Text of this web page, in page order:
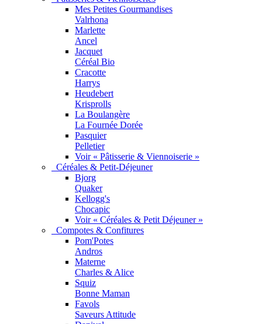
Mes Petites Gourmandises
Valrhona
Marlette
Ancel
Jacquet
Céréal Bio
Cracotte
Harrys
Heudebert
Krisprolls
La Boulangère
La Fournée Dorée
Pasquier
Pelletier
Voir « Pâtisserie & Viennoiserie »
Céréales & Petit-Déjeuner
Bjorg
Quaker
Kellogg's
Chocapic
Voir « Céréales & Petit Déjeuner »
Compotes & Confitures
Pom'Potes
Andros
Materne
Charles & Alice
Squiz
Bonne Maman
Favols
Saveurs Attitude